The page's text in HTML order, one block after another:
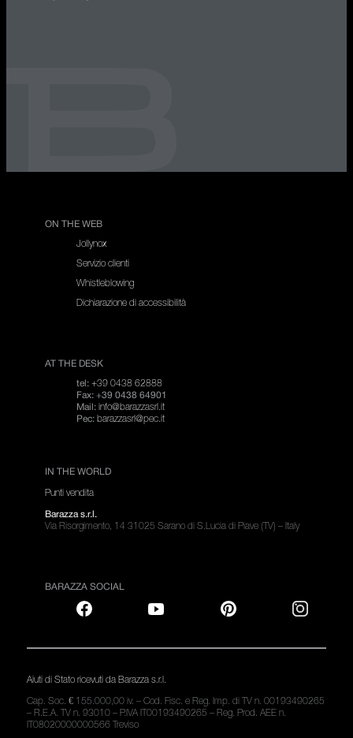
ON THE WEB
Jollynox
Servizio clienti
Whistleblowing
Dichiarazione di accessibilità
AT THE DESK
tel: +39 0438 62888
Fax: +39 0438 64901
Mail: info@barazzasrl.it
Pec: barazzasrl@pec.it
IN THE WORLD
Punti vendita
Barazza s.r.l.
Via Risorgimento, 14 31025 Sarano di S.Lucia di Piave (TV) – Italy
BARAZZA SOCIAL
Aiuti di Stato ricevuti da Barazza s.r.l.
Cap. Soc. € 155.000,00 iv. – Cod. Fisc. e Reg. Imp. di TV n. 00193490265
– R.E.A. TV n. 93010 – P.IVA IT00193490265 – Reg. Prod. AEE n.
IT08020000000566 Treviso